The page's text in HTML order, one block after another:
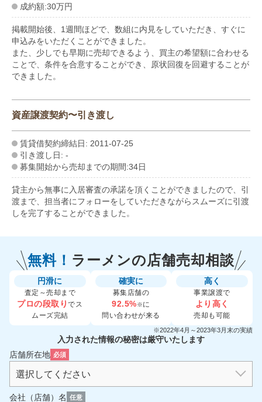
成約額:30万円
掲載開始後、1週間ほどで、数組に内見をしていただき、すぐに
申込みをいただくことができました。
また、少しでも早期に売却できるよう、買主の希望額に合わせる
ことで、条件を合意することができ、原状回復を回避することが
できました。
資産譲渡契約〜引き渡し
賃貸借契約締結日: 2011-07-25
引き渡し日: -
募集開始から売却までの期間:34日
貸主から無事に入居審査の承諾を頂くことができましたので、引
渡まで、担当者にフォローをしていただきながらスムーズに引渡
しを完了することができました。
無料！ ラーメンの店舗売却相談
円滑に
査定～売却まで
プロの段取りでス
ムーズ完結
確実に
募集店舗の
92.5%※に
問い合わせが来る
高く
事業譲渡で
より高く
売却も可能
※2022年4月～2023年3月末の実績
入力された情報の秘密は厳守いたします
店舗所在地 必須
会社（店舗）名 任意